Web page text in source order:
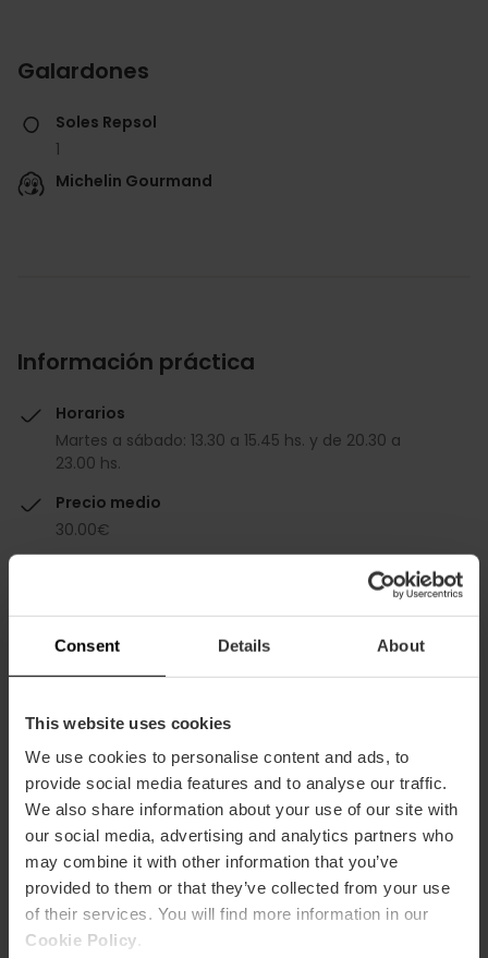
Consent Details About
This website uses cookies
We use cookies to personalise content and ads, to
provide social media features and to analyse our traffic.
We also share information about your use of our site with
our social media, advertising and analytics partners who
may combine it with other information that you’ve
provided to them or that they’ve collected from your use
of their services. You will find more information in our
Cookie Policy
Galardones
Soles Repsol
1
Michelin Gourmand
Información práctica
Horarios
Martes a sábado: 13.30 a 15.45 hs. y de 20.30 a
23.00 hs.
Precio medio
30.00€
Restaurante
100